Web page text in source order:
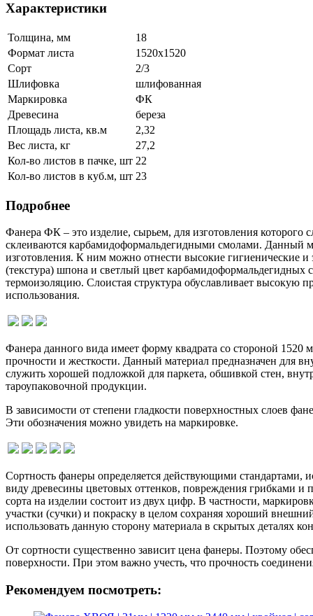
Характеристики
Толщина, мм
18
Формат листа
1520х1520
Сорт
2/3
Шлифовка
шлифованная
Маркировка
ФК
Древесина
береза
Площадь листа, кв.м
2,32
Вес листа, кг
27,2
Кол-во листов в пачке, шт 22
Кол-во листов в куб.м, шт 23
Подробнее
Фанера ФК – это изделие, сырьем, для изготовления
склеиваются карбамидоформальдегидными смолами. Данный
изготовления. К ним можно отнести высокие гигиенические и
(текстура) шпона и светлый цвет карбамидоформальдегидных
термоизоляцию. Слоистая структура обуславливает высокую
использования.
Фанера данного вида имеет форму квадрата со стороной
прочности и жесткости. Данный материал предназначен для
служить хорошей подложкой для паркета, обшивкой стен,
тароупаковочной продукции.
В зависимости от степени гладкости поверхностных слоев
Эти обозначения можно увидеть на маркировке.
Сортность фанеры определяется действующими стандартами,
виду древесины цветовых оттенков, повреждения грибками
сорта на изделии состоит из двух цифр. В частности,
участки (сучки) и покраску в целом сохраняя хороший
использовать данную сторону материала в скрытых деталях
От сортности существенно зависит цена фанеры. Поэтому
поверхности. При этом важно учесть, что прочность
Рекомендуем посмотреть: